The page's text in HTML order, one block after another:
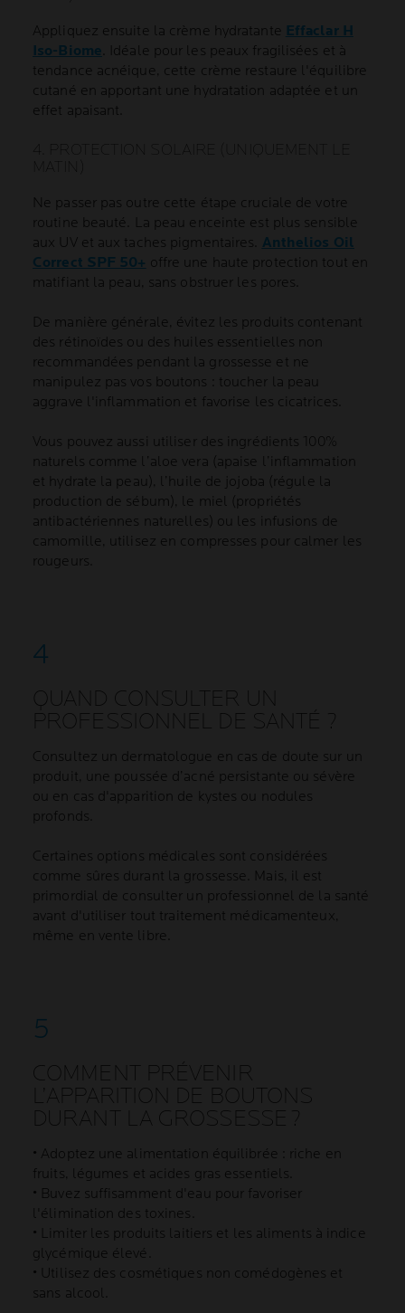
Appliquez ensuite la crème hydratante Effaclar H
Iso-Biome . Idéale pour les peaux fragilisées et à
tendance acnéique, cette crème restaure l'équilibre
cutané en apportant une hydratation adaptée et un
effet apaisant.
Ne passer pas outre cette étape cruciale de votre
routine beauté. La peau enceinte est plus sensible
aux UV et aux taches pigmentaires. Anthelios Oil
Correct SPF 50+ offre une haute protection tout en
matifiant la peau, sans obstruer les pores.
De manière générale, évitez les produits contenant
des rétinoïdes ou des huiles essentielles non
recommandées pendant la grossesse et ne
manipulez pas vos boutons : toucher la peau
aggrave l'inflammation et favorise les cicatrices.
Vous pouvez aussi utiliser des ingrédients 100%
naturels comme l’aloe vera (apaise l’inflammation
et hydrate la peau), l’huile de jojoba (régule la
production de sébum), le miel (propriétés
antibactériennes naturelles) ou les infusions de
camomille, utilisez en compresses pour calmer les
rougeurs.
QUAND CONSULTER UN
PROFESSIONNEL DE SANTÉ ?
Consultez un dermatologue en cas de doute sur un
produit, une poussée d’acné persistante ou sévère
ou en cas d'apparition de kystes ou nodules
profonds.
Certaines options médicales sont considérées
comme sûres durant la grossesse. Mais, il est
primordial de consulter un professionnel de la santé
avant d'utiliser tout traitement médicamenteux,
même en vente libre.
COMMENT PRÉVENIR
L’APPARITION DE BOUTONS
DURANT LA GROSSESSE ?
• Adoptez une alimentation équilibrée : riche en
fruits, légumes et acides gras essentiels.
• Buvez suffisamment d'eau pour favoriser
l'élimination des toxines.
• Limiter les produits laitiers et les aliments à indice
glycémique élevé.
• Utilisez des cosmétiques non comédogènes et
sans alcool.